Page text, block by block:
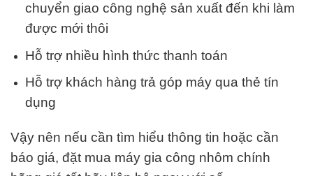
chuyển giao công nghệ sản xuất đến khi làm
được mới thôi
Hỗ trợ nhiều hình thức thanh toán
Hỗ trợ khách hàng trả góp máy qua thẻ tín
dụng
Vậy nên nếu cần tìm hiểu thông tin hoặc cần
báo giá, đặt mua máy gia công nhôm chính